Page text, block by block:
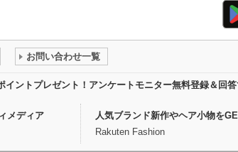
お問い合わせ一覧
イントプレゼント！アンケートモニター無料登録＆回
メディア
人気ブランド新作やヘア小物を
Rakuten Fashion